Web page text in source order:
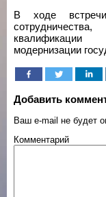
В ходе
модернизации
Добавить
Ваш e-mail не будет
Комментарий